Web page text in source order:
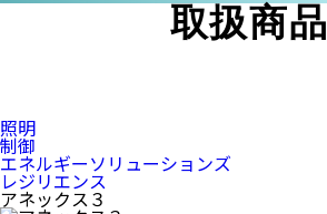
取扱商品
照明
制御
エネルギーソリューションズ
レジリエンス
アネックス３